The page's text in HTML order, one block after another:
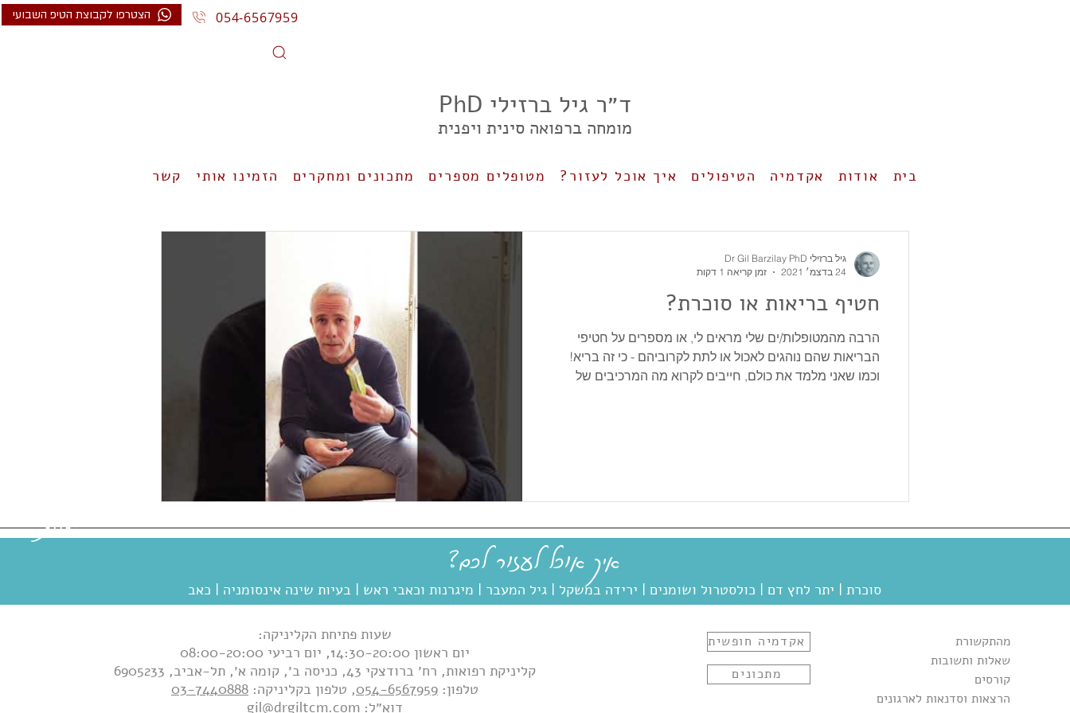
הצטרפו לקבוצת הטיפ השבועי 054-6567959
ד״ר גיל ברזילי PhD
מומחה ברפואה סינית ויפנית
בית אודות אקדמיה הטיפולים איך אוכל לעזור? מטופלים מספרים מתכונים ומחקרים הזמינו אותי קשר
שוות!
חטיף בריאות או סוכרת?
הרבה מהמטופלות/ים שלי מראים לי, או מספרים על חטיפי
הבריאות שהם נוהגים לאכול או לתת לקרוביהם - כי זה בריא!
וכמו שאני מלמד את כולם, חייבים לקרוא מה המרכיבים של
גיל ברזילי Dr Gil Barzilay PhD
24 בדצמ׳ 2021
זמן קריאה 1 דקות
איך אוכל לעזור לכם?
סוכרת | יתר לחץ דם | כולסטרול ושומנים | ירידה במשקל | גיל המעבר | מיגרנות וכאבי ראש | בעיות שינה אינסומניה | כאב
שעות פתיחת הקליניקה:
יום ראשון 14:30-20:00, יום רביעי 08:00-20:00
קליניקת רפואות​, רח׳ ברודצקי 43, כניסה ב׳, קומה א׳, תל-אביב, 6905233
טלפון: 054-6567959, טלפון בקליניקה: 03-7440888
דוא״ל: gil@drgiltcm.com
אקדמיה חופשית
מתכונים
מהתקשורת
שאלות ותשובות
קורסים
הרצאות וסדנאות לארגונים